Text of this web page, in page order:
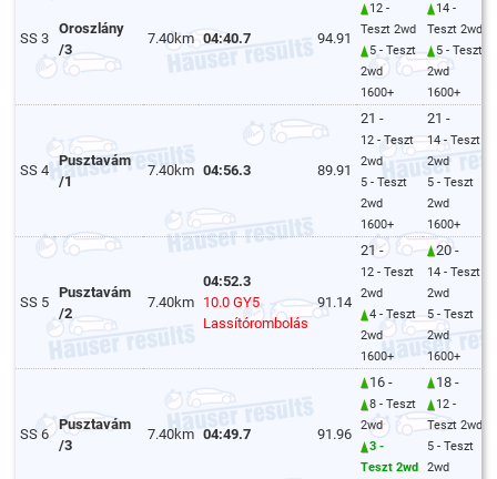
SS 3
Oroszlány
/3
7.40km 04:40.7 94.91
12 -
Teszt 2wd
5 - Teszt
2wd
1600+
14 -
Teszt 2wd
5 - Teszt
2wd
1600+
SS 4
Pusztavám
/1
7.40km 04:56.3 89.91
21 -
12 - Teszt
2wd
5 - Teszt
2wd
1600+
21 -
14 - Teszt
2wd
5 - Teszt
2wd
1600+
SS 5
Pusztavám
/2
7.40km
04:52.3
10.0 GY5
Lassítórombolás
91.14
21 -
12 - Teszt
2wd
4 - Teszt
2wd
1600+
20 -
14 - Teszt
2wd
5 - Teszt
2wd
1600+
SS 6
Pusztavám
/3
7.40km 04:49.7 91.96
16 -
8 - Teszt
2wd
3 -
Teszt 2wd
18 -
12 -
Teszt 2wd
5 - Teszt
2wd